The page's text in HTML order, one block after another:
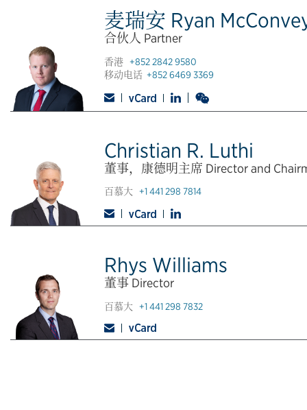
麦瑞安 Ryan
合伙人 Partner
香港+852 2842 9580
移动电话+852 6469 3369
Christian R. Luthi
董事，康德明主席 Director and
百慕大+1 441 298 7814
Rhys Williams
董事 Director
百慕大+1 441 298 7832